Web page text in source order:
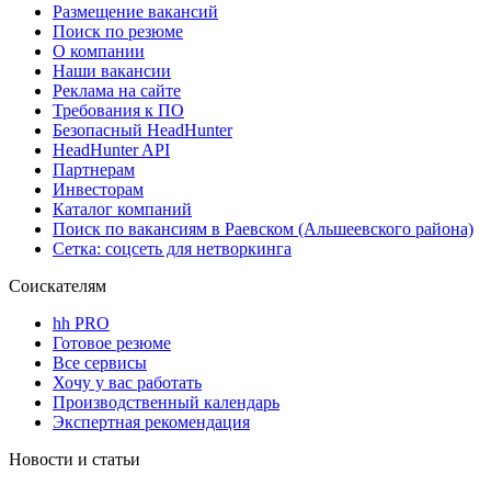
Размещение вакансий
Поиск по резюме
О компании
Наши вакансии
Реклама на сайте
Требования к ПО
Безопасный HeadHunter
HeadHunter API
Партнерам
Инвесторам
Каталог компаний
Поиск по вакансиям в Раевском (Альшеевского района)
Сетка: соцсеть для нетворкинга
Соискателям
hh PRO
Готовое резюме
Все сервисы
Хочу у вас работать
Производственный календарь
Экспертная рекомендация
Новости и статьи